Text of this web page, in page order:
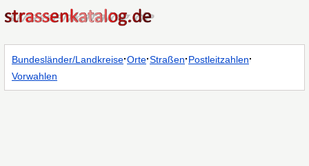
Bundesländer/Landkreise·Orte·Straßen·Postleitzahlen·
Vorwahlen